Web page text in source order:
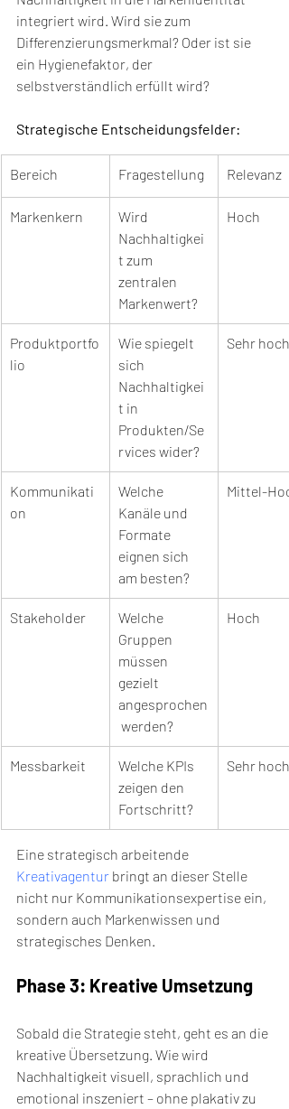
integriert wird. Wird sie zum
Differenzierungsmerkmal? Oder ist sie
ein Hygienefaktor, der
selbstverständlich erfüllt wird?
Strategische Entscheidungsfelder:
Bereich Fragestellung Relevanz
Markenkern
Wird
Nachhaltigkei
t zum
zentralen
Markenwert?
Hoch
Produktportfo
lio
Wie spiegelt
sich
Nachhaltigkei
t in
Produkten/Se
rvices wider?
Sehr hoch
Kommunikati
on
Welche
Kanäle und
Formate
eignen sich
am besten?
Mittel-
Stakeholder
Welche
Gruppen
müssen
gezielt
angesprochen
werden?
Hoch
Messbarkeit
Welche KPIs
zeigen den
Fortschritt?
Sehr hoch
Eine strategisch arbeitende
Kreativagentur bringt an dieser Stelle
nicht nur Kommunikationsexpertise ein,
sondern auch Markenwissen und
strategisches Denken.
Phase 3: Kreative Umsetzung
Sobald die Strategie steht, geht es an die
kreative Übersetzung. Wie wird
Nachhaltigkeit visuell, sprachlich und
emotional inszeniert – ohne plakativ zu